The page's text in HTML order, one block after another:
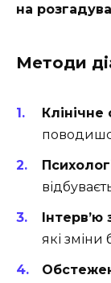
на
Методи
Інтерв’ю
які зміни